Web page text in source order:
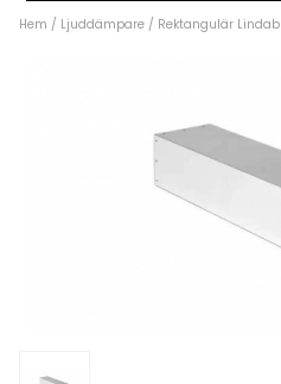
Hem / Ljuddämpare / Rektangulär Lindab